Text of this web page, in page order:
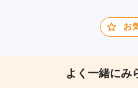
お
よく一緒にみ